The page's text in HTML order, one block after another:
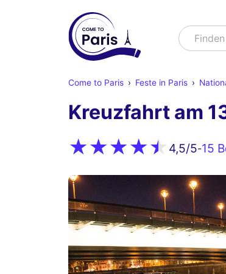
Suchen
Come to Paris Feste in Paris
Kreuzfahrt am
4,5/5-15